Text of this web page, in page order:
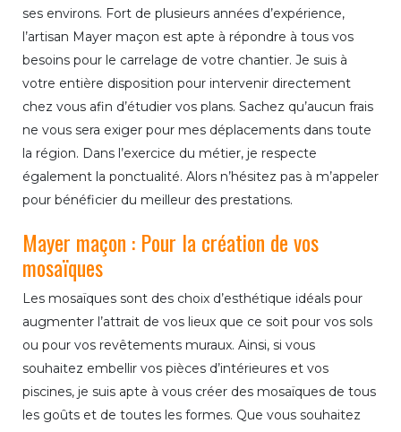
ses environs. Fort de plusieurs années d’expérience,
l’artisan Mayer maçon est apte à répondre à tous vos
besoins pour le carrelage de votre chantier. Je suis à
votre entière disposition pour intervenir directement
chez vous afin d’étudier vos plans. Sachez qu’aucun frais
ne vous sera exiger pour mes déplacements dans toute
la région. Dans l’exercice du métier, je respecte
également la ponctualité. Alors n’hésitez pas à m’appeler
pour bénéficier du meilleur des prestations.
Mayer maçon : Pour la création de vos
mosaïques
Les mosaïques sont des choix d’esthétique idéals pour
augmenter l’attrait de vos lieux que ce soit pour vos sols
ou pour vos revêtements muraux. Ainsi, si vous
souhaitez embellir vos pièces d’intérieures et vos
piscines, je suis apte à vous créer des mosaïques de tous
les goûts et de toutes les formes. Que vous souhaitez